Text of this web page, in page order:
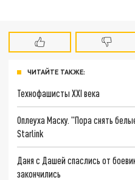
ЧИТАЙТЕ ТАКЖЕ:
Технофашисты XXI века
Оплеуха Маску. "Пора снять
Starlink
Даня с Дашей спаслись от
закончились